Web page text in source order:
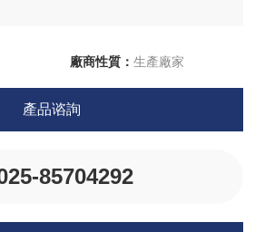
廠商性質： 生產廠家
產品谘詢
85704292